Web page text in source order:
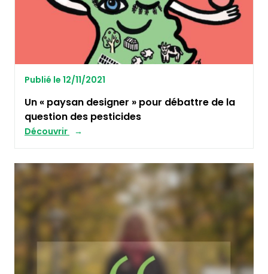
Publié le 12/11/2021
Un « paysan designer » pour débattre de la
question des pesticides
Découvrir